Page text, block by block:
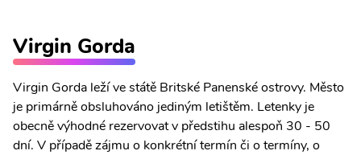
Virgin Gorda
Virgin Gorda leží ve státě Britské Panenské ostrovy. Město
je primárně obsluhováno jediným letištěm. Letenky je
obecně výhodné rezervovat v předstihu alespoň 30 - 50
dní. V případě zájmu o konkrétní termín či o termíny, o